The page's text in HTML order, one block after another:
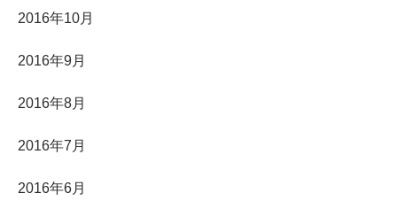
2016年10月
2016年9月
2016年8月
2016年7月
2016年6月